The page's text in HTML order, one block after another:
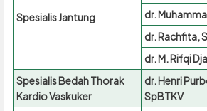
Spesialis Jantung
dr.
dr. Rachfita,
dr. M. Rifqi
Spesialis Bedah Thorak
Kardio Vaskuker
dr. Henri
SpBTKV